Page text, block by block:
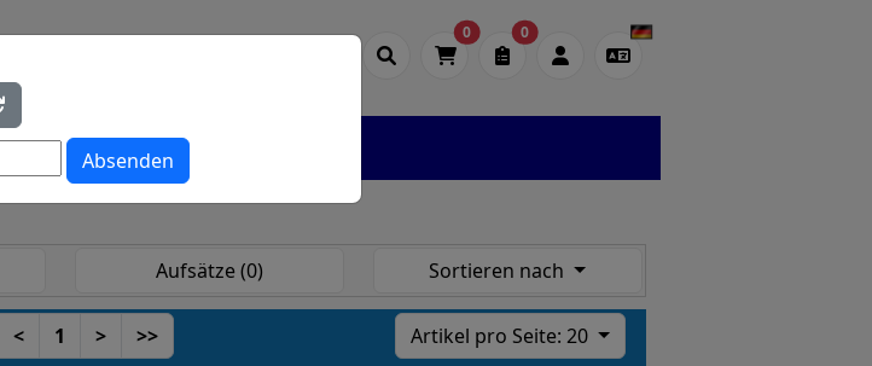
Absenden
0 0
Lehrbücher
Open Access
Aufsätze (0) Sortieren nach
< 1 > >> Artikel pro Seite: 20